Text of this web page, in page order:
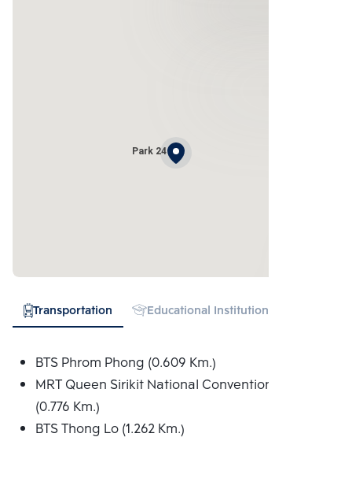
Park 24
Transportation Educational Institution
BTS Phrom Phong (0.609 Km.)
MRT Queen Sirikit National Convention Centre
(0.776 Km.)
BTS Thong Lo (1.262 Km.)